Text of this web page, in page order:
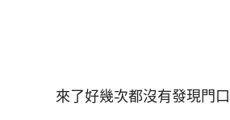
來了好幾次都沒有發現門